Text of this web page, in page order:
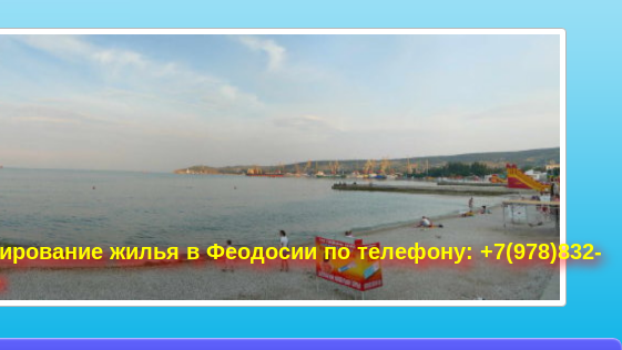
жилья в Феодосии по телефону: +7(978)832-
Крым Судак фото, Крым фото Ялта, Крым фото
фото, море Крым фото, фото Нового Света, Крым